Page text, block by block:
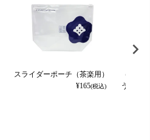
スライダーポーチ（茶楽用）
¥165(税込)
（茶楽
う）